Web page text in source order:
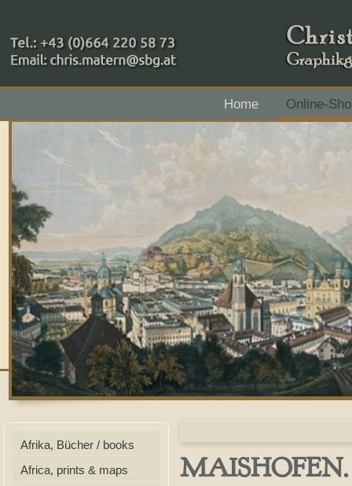
+43 (0)664 220 58 73
Home
Online-
Zahlungsmethoden: RAIBA - Flachgau Mitte - IBAN
Afrika, Bücher / books
Africa, prints & maps
MAISHOFEN.